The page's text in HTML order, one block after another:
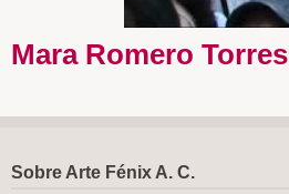
Mara Romero Torres
Sobre Arte Fénix A. C.